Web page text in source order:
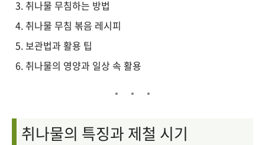
취나물 무침하는 방법
취나물 무침 볶음 레시피
보관법과 활용 팁
취나물의 영양과 일상 속 활용
취나물의 특징과 제철 시기